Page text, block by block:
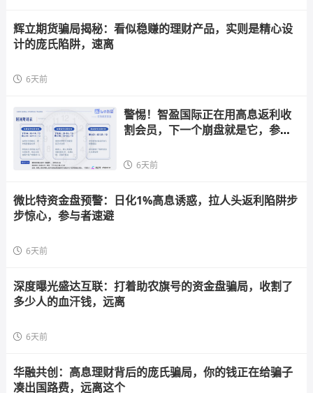
辉立期货骗局揭秘：看似稳赚的理财产品，实则是精心设
计的庞氏陷阱，速离
6天前
警惕！智盈国际正在用高息返利收
割会员，下一个崩盘就是它，参与
6天前
微比特资金盘预警：日化1%高息诱惑，拉人头返利陷阱步
步惊心，参与者速避
6天前
深度曝光盛达互联：打着助农旗号的资金盘骗局，收割了
多少人的血汗钱，远离
6天前
华融共创：高息理财背后的庞氏骗局，你的钱正在给骗子
凑出国路费，远离这个